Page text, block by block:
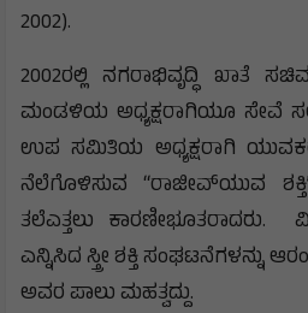
2002).
2002ರಲ್ಲಿ ನಗರಾಭಿವೃದ್ಧಿ ಖಾತೆ
ಮಂಡಳಿಯ ಅಧ್ಯಕ್ಷರಾಗಿಯೂ ಸೇವೆ
ಉಪ ಸಮಿತಿಯ ಅಧ್ಯಕ್ಷರಾಗಿ
ನೆಲೆಗೊಳಿಸುವ “ರಾಜೀವ್‍ಯುವ
ತಲೆಎತ್ತಲು ಕಾರಣೀಭೂತರಾದರು.
ಎನ್ನಿಸಿದ ಸ್ತ್ರೀ ಶಕ್ತಿ ಸಂಘಟನೆಗಳನ್ನು
ಅವರ ಪಾಲು ಮಹತ್ವದ್ದು.